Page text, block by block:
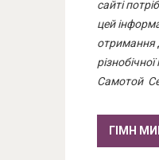
сайті
цей
отримання
Самотой
ГІМН